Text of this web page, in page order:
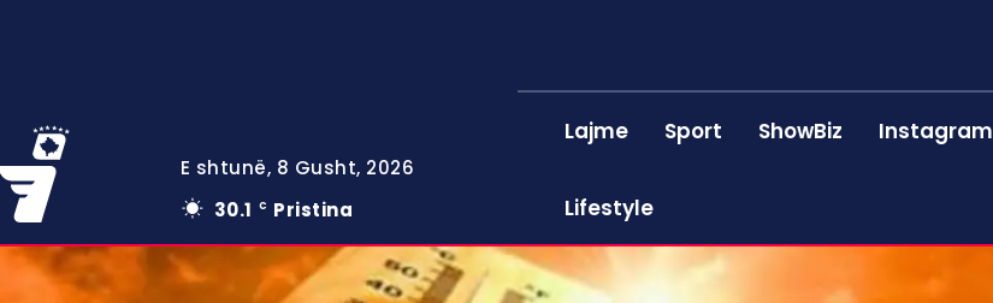
E shtunë, 8 Gusht, 2026
30.1
C Pristina
Lajme Sport ShowBiz Instagram
Lifestyle